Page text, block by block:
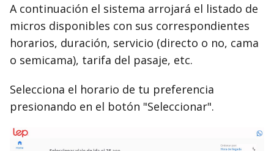
A continuación el sistema arrojará el listado de
micros disponibles con sus correspondientes
horarios, duración, servicio (directo o no, cama
o semicama), tarifa del pasaje, etc.
Selecciona el horario de tu preferencia
presionando en el botón "Seleccionar".